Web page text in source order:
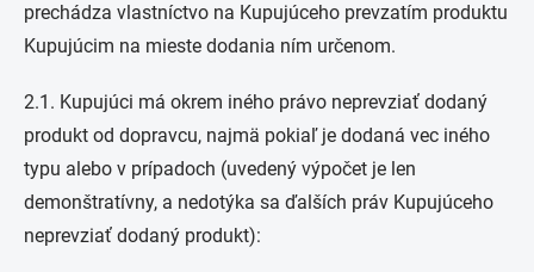
prechádza vlastníctvo na Kupujúceho prevzatím produktu
Kupujúcim na mieste dodania ním určenom.
2.1. Kupujúci má okrem iného právo neprevziať dodaný
produkt od dopravcu, najmä pokiaľ je dodaná vec iného
typu alebo v prípadoch (uvedený výpočet je len
demonštratívny, a nedotýka sa ďalších práv Kupujúceho
neprevziať dodaný produkt):